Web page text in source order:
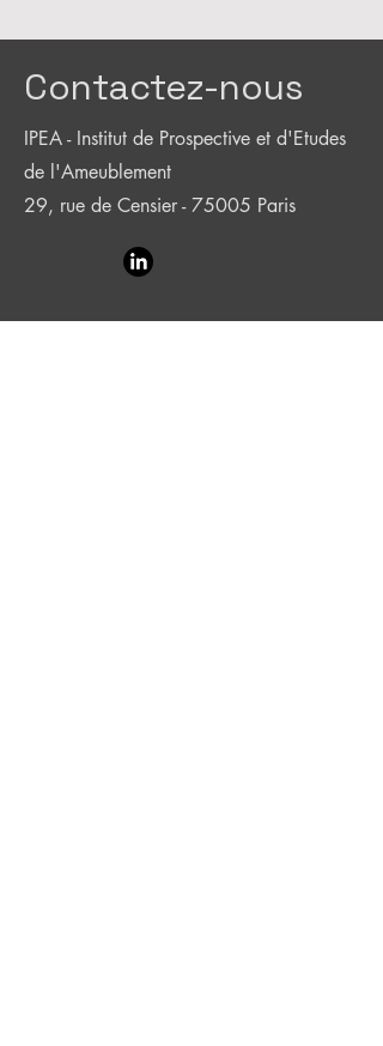
Contactez-nous
IPEA - Institut de Prospective et d'Etudes
de l'Ameublement
29, rue de Censier - 75005 Paris